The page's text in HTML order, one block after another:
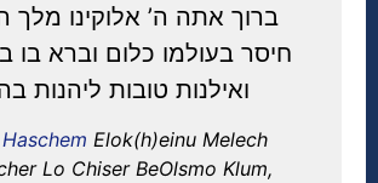
ברוך אתה ה’ אלוקינו
חיסר בעולמו כלום וברא בו
ואילנות טובות ליהנות
Haschem Elok(h)einu Melech
Lo Chiser BeOlsmo Klum,